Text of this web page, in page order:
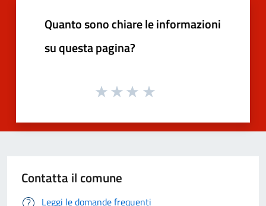
Quanto sono chiare le informazioni
su questa pagina?
Contatta il comune
Leggi le domande frequenti